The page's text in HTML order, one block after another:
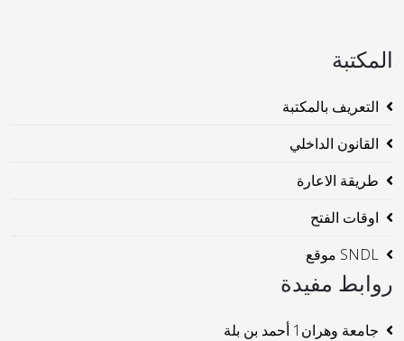
المكتبة
التعريف بالمكتبة
القانون الداخلي
طريقة الاعارة
اوقات الفتح
SNDL موقع
روابط مفيدة
جامعة وهران1 أحمد بن بلة